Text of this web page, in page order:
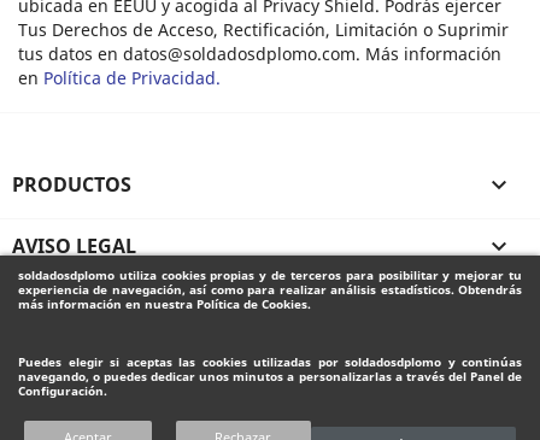
soldadosdplomo utiliza cookies propias y de terceros para posibilitar y mejorar tu
experiencia de navegación, así como para realizar análisis estadísticos. Obtendrás
más información en nuestra Política de Cookies.
Puedes elegir si aceptas las cookies utilizadas por soldadosdplomo y continúas
navegando, o puedes dedicar unos minutos a personalizarlas a través del Panel de
Configuración.
ubicada en EEUU y acogida al Privacy Shield. Podrás ejercer
Tus Derechos de Acceso, Rectificación, Limitación o Suprimir
tus datos en datos@soldadosdplomo.com. Más información
en Política de Privacidad.
PRODUCTOS 
AVISO LEGAL 
SU CUENTA
INFORMACIÓN DE LA TIENDA
Copyright 2020Diseño web valenciapor